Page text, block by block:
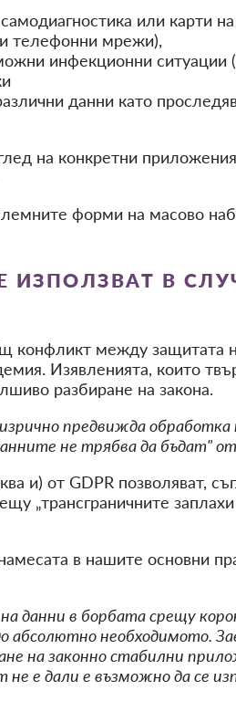
или карти на
телефонни мрежи),
инфекционни ситуации
данни като
на конкретни
форми на масово
ИЗПОЛЗВАТ В
конфликт между защитата
Изявленията, които
разбиране на закона.
предвижда
не трябва да бъдат"
и) от GDPR позволяват,
„трансграничните
в нашите основни
данни в борбата срещу
абсолютно необходимото.
на законно стабилни
е дали е възможно да се